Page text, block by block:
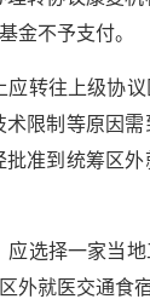
金不予支付。
转往上级协
限制等原因
准到统筹区
选择一家当
外就医交通食宿